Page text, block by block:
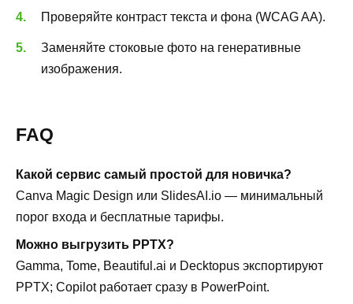
Проверяйте контраст текста и фона (WCAG AA).
Заменяйте стоковые фото на генеративные
изображения.
FAQ
Какой сервис самый простой для новичка?
Canva Magic Design или SlidesAI.io — минимальный
порог входа и бесплатные тарифы.
Можно выгрузить PPTX?
Gamma, Tome, Beautiful.ai и Decktopus экспортируют
PPTX; Copilot работает сразу в PowerPoint.